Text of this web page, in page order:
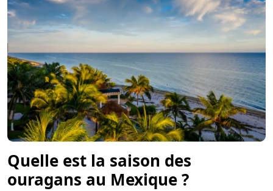
Quelle est la saison des
ouragans au Mexique ?